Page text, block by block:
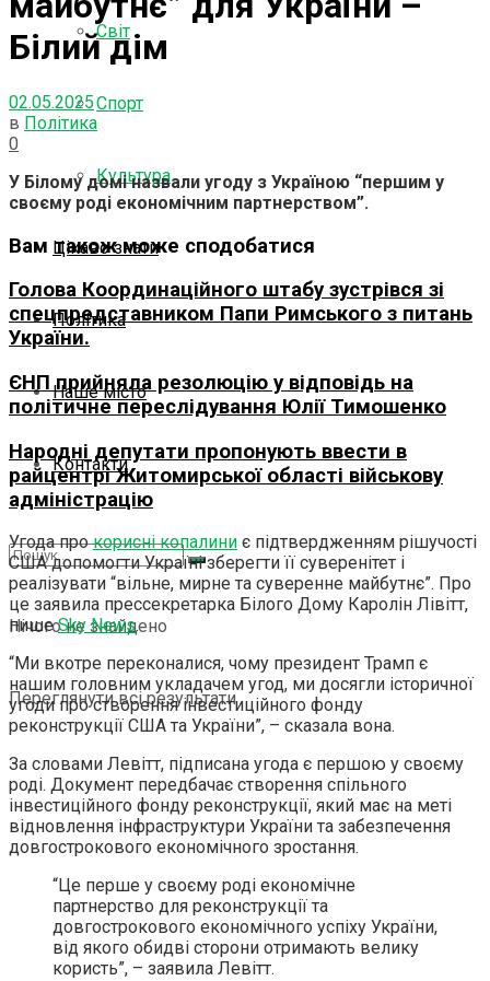
Світ
Спорт
Культура
Цікаво знати
Політика
Наше місто
Контакти
Нічого не знайдено
Переглянути всі результати
Білий дім
02.05.2025
в Політика
0
У Білому домі назвали угоду з Україною “першим у
своєму роді економічним партнерством”.
Вам також може сподобатися
Голова Координаційного штабу зустрівся зі
спецпредставником Папи Римського з питань
України.
ЄНП прийняла резолюцію у відповідь на
політичне переслідування Юлії Тимошенко
Народні депутати пропонують ввести в
райцентрі Житомирської області військову
адміністрацію
Угода прокорисні копалини є підтвердженням рішучості
США допомогти Україні зберегти її суверенітет і
реалізувати “вільне, мирне та суверенне майбутнє”. Про
це заявила прессекретарка Білого Дому Каролін Лівітт,
пишеSky News.
“Ми вкотре переконалися, чому президент Трамп є
нашим головним укладачем угод, ми досягли історичної
угоди про створення інвестиційного фонду
реконструкції США та України”, – сказала вона.
За словами Левітт, підписана угода є першою у своєму
роді. Документ передбачає створення спільного
інвестиційного фонду реконструкції, який має на меті
відновлення інфраструктури України та забезпечення
довгострокового економічного зростання.
“Це перше у своєму роді економічне
партнерство для реконструкції та
довгострокового економічного успіху України,
від якого обидві сторони отримають велику
користь”, – заявила Левітт.